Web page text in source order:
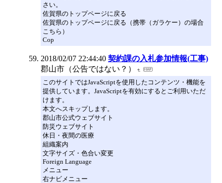
さい。
佐賀県のトップページに戻る
佐賀県のトップページに戻る（携帯（ガラケー）の場合
こちら）
Cop
2018/02/07 22:44:40 契約課の入札参加情報(工事)
郡山市（公告ではない？）
このサイトではJavaScriptを使用したコンテンツ・機能を
提供しています。JavaScriptを有効にするとご利用いただ
けます。
本文へスキップします。
郡山市公式ウェブサイト
防災ウェブサイト
休日・夜間の医療
組織案内
文字サイズ・色合い変更
Foreign Language
メニュー
右ナビメニュー